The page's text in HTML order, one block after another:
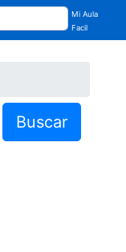
Mi Aula
Facil
Buscar